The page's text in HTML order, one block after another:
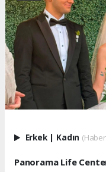
Erkek | Kadın
Panorama Life